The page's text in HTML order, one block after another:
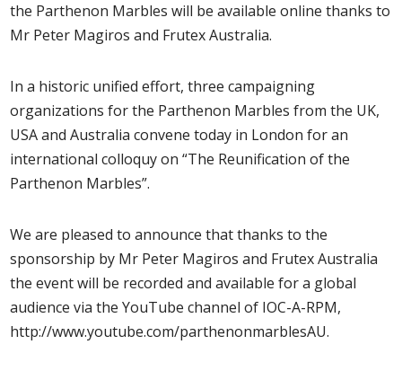
the Parthenon Marbles will be available online thanks to
Mr Peter Magiros and Frutex Australia.
In a historic unified effort, three campaigning
organizations for the Parthenon Marbles from the UK,
USA and Australia convene today in London for an
international colloquy on “The Reunification of the
Parthenon Marbles”.
We are pleased to announce that thanks to the
sponsorship by Mr Peter Magiros and Frutex Australia
the event will be recorded and available for a global
audience via the YouTube channel of IOC-A-RPM,
http://www.youtube.com/parthenonmarblesAU.